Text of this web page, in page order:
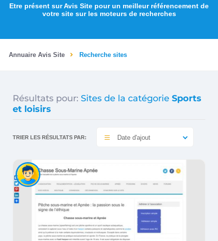
Etre présent sur Avis Site pour un meilleur référencement de
votre site sur les moteurs de recherches
Annuaire Avis Site Recherche sites
Résultats pour: Sites de la catégorie Sports
et loisirs
TRIER LES RÉSULTATS PAR: Date d'ajout